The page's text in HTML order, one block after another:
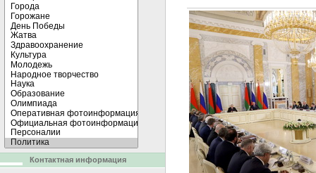
Контактная информация